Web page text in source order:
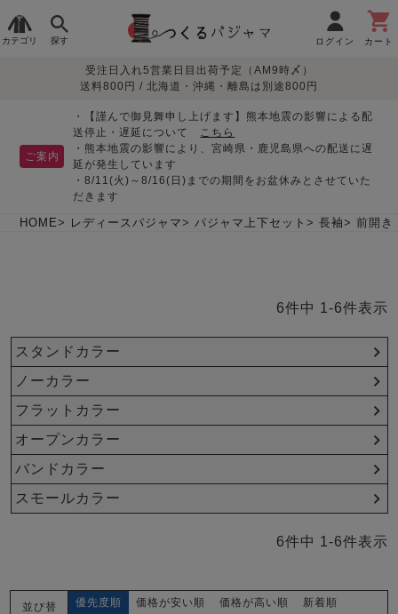
カテゴリ 探す ログイン カート
レディースパジャマ
生地で
さがす
オーガニック素材
サッカー/ちぢみ 楊
起毛/フランネル
目的別で
さがす
敏感肌用
パジャマ
入院・介護
胸が目立たない
パジャマ
そろえたい
体型別におすすめパジ
ャマ
デザインで
さがす
羽織・バスロ
上着単品
夏パジャマ特集 つくるパジャマとは
について
会社概要
受注日入れ5営業日目出荷予定（AM9時〆）
送料800円 / 北海道・沖縄・離島は別途800円
ご案内
・【謹んで御見舞申し上げます】熊本地震の影響による配
送停止・遅延について こちら
・熊本地震の影響により、宮崎県・鹿児島県への配送に遅
延が発生しています
・8/11(火)～8/16(日)までの期間をお盆休みとさせていた
だきます
HOME レディースパジャマ パジャマ上下セット 長袖 前開き
6件中 1 -6件表示
スタンドカラー
ノーカラー
フラットカラー
オープンカラー
バンドカラー
スモールカラー
6件中 1 -6件表示
並び替
優先度順 価格が安い順 価格が高い順
新着順